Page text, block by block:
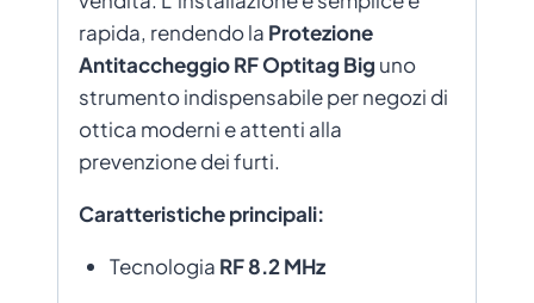
rapida, rendendo la Protezione
Antitaccheggio RF Optitag Big uno
strumento indispensabile per negozi di
ottica moderni e attenti alla
prevenzione dei furti.
Caratteristiche principali:
Tecnologia RF 8.2 MHz